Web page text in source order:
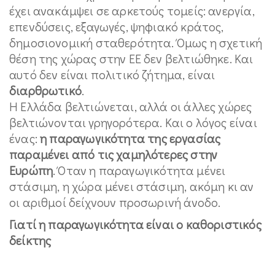
έχει ανακάμψει σε αρκετούς τομείς: ανεργία,
επενδύσεις, εξαγωγές, ψηφιακό κράτος,
δημοσιονομική σταθερότητα. Όμως η σχετική
θέση της χώρας στην ΕΕ δεν βελτιώθηκε. Και
αυτό δεν είναι πολιτικό ζήτημα, είναι
διαρθρωτικό.
Η Ελλάδα βελτιώνεται, αλλά οι άλλες χώρες
βελτιώνονται γρηγορότερα. Και ο λόγος είναι
ένας:η παραγωγικότητα της εργασίας
παραμένει από τις χαμηλότερες στην
Ευρώπη. Όταν η παραγωγικότητα μένει
στάσιμη, η χώρα μένει στάσιμη, ακόμη κι αν
οι αριθμοί δείχνουν προσωρινή άνοδο.
Γιατί η παραγωγικότητα είναι ο καθοριστικός
δείκτης